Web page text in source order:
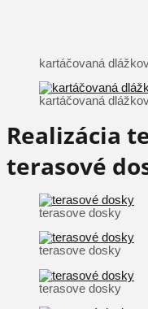
kartáčovaná
kartáčovaná
Realizácia
terasové
terasove dosky
terasove dosky
terasove dosky